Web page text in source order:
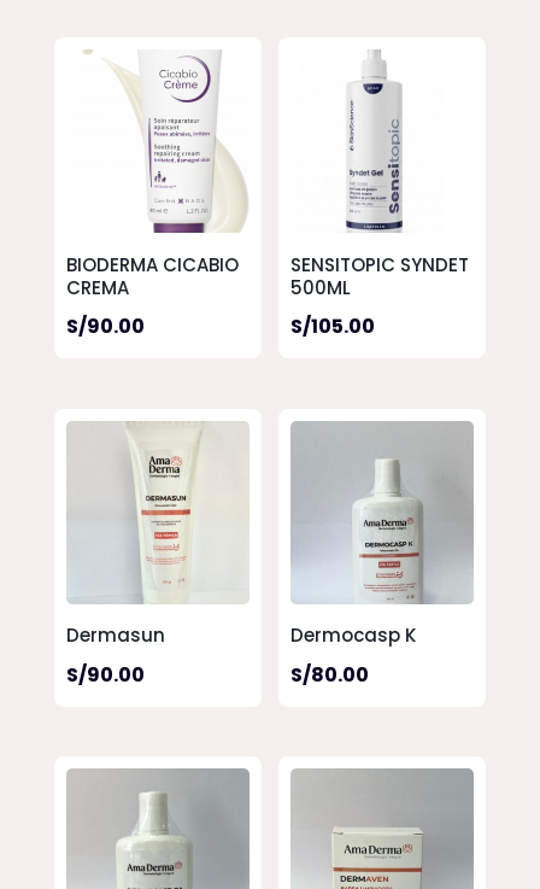
BIODERMA CICABIO
CREMA
S/90.00
SENSITOPIC SYNDET
500ML
S/105.00
Dermasun
S/90.00
Dermocasp K
S/80.00